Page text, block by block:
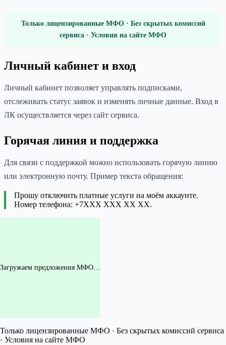
Только лицензированные МФО · Без скрытых комиссий
сервиса · Условия на сайте МФО
Личный кабинет и вход
Личный кабинет позволяет управлять подписками,
отслеживать статус заявок и изменять личные данные. Вход в
ЛК осуществляется через сайт сервиса.
Горячая линия и поддержка
Для связи с поддержкой можно использовать горячую линию
или электронную почту. Пример текста обращения:
Прошу отключить платные услуги на моём аккаунте.
Номер телефона: +7XXX XXX XX XX.
Загружаем предложения МФО…
Только лицензированные МФО · Без скрытых комиссий сервиса
· Условия на сайте МФО